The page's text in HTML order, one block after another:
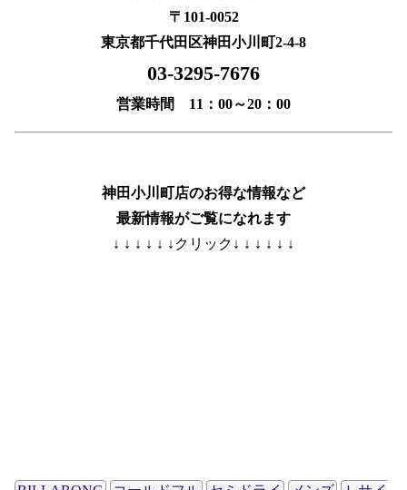
〒101-0052
東京都千代田区神田小川町2-4-8
03-3295-7676
営業時間 11：00～20：00
神田小川町店のお得な情報など
最新情報がご覧になれます
↓ ↓ ↓ ↓ ↓ ↓クリック↓ ↓ ↓ ↓ ↓ ↓